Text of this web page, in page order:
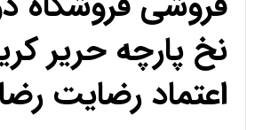
نخ پارچه حریر
اعتماد رضایت